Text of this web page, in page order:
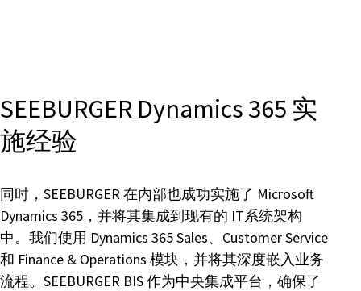
SEEBURGER Dynamics 365 实
施经验
同时，SEEBURGER 在内部也成功实施了 Microsoft
Dynamics 365，并将其集成到现有的 IT系统架构
中。我们使用 Dynamics 365 Sales、Customer Service
和 Finance & Operations 模块，并将其深度嵌入业务
流程。SEEBURGER BIS 作为中央集成平台，确保了